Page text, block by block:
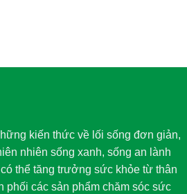
kiến thức về lối sống đơn giản,
nhiên sống xanh, sống an lành
thể tăng trưởng sức khỏe từ thân
phối các sản phẩm chăm sóc sức